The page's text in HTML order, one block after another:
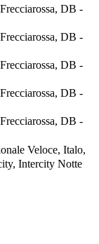
DB -
DB -
DB -
DB -
DB -
Veloce, Italo,
Intercity Notte
contributors